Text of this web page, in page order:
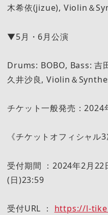
木希依(jizue), Violin＆
▼5月・6月公演
Drums: BOBO, Bass: 吉
久井沙良, Violin＆
チケット一般発売：
《チケットオフィシャル3
受付期間 ：2024年2月22
(日)23:59
受付URL ： https://l-